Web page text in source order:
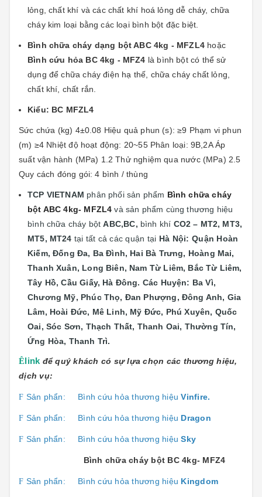
lỏng, chất khí và các chất khí hoá lỏng dễ cháy, chữa
cháy kim loại bằng các loại bình bột đặc biệt.
Bình chữa cháy dạng bột ABC 4kg - MFZL4 hoặc
Bình cứu hỏa BC 4kg - MFZ4 là bình bột có thể sử
dụng để chữa cháy điện hạ thế, chữa cháy chất lỏng,
chất khí, chất rắn.
Kiểu: BC MFZL4
Sức chứa (kg) 4±0.08 Hiệu quả phun (s): ≥9 Phạm vi phun
(m) ≥4 Nhiệt độ hoạt động: 20~55 Phân loại: 9B,2A Áp
suất vận hành (MPa) 1.2 Thử nghiệm qua nước (MPa) 2.5
Quy cách đóng gói: 4 bình / thùng
TCP VIETNAM phân phối sản phẩm Bình chữa cháy
bột ABC 4kg- MFZL4 và sản phẩm cùng thương hiệu
bình chữa cháy bộtABC,BC, bình khí CO2 – MT2, MT3,
MT5, MT24 tại tất cả các quận tại Hà Nội: Quận Hoàn
Kiếm, Đống Đa, Ba Đình, Hai Bà Trưng, Hoàng Mai,
Thanh Xuân, Long Biên, Nam Từ Liêm, Bắc Từ Liêm,
Tây Hồ, Cầu Giấy, Hà Đông. Các Huyện: Ba Vì,
Chương Mỹ, Phúc Thọ, Đan Phượng, Đông Anh, Gia
Lâm, Hoài Đức, Mê Linh, Mỹ Đức, Phú Xuyên, Quốc
Oai, Sóc Sơn, Thạch Thất, Thanh Oai, Thường Tín,
Ứng Hòa, Thanh Trì.
Ê link để quý khách có sự lựa chọn các thương hiệu,
dịch vụ:
F Sản phẩn: Bình cứu hỏa thương hiệuVinfire.
F Sản phẩn: Bình cứu hỏa thương hiệu Dragon
F Sản phẩn: Bình cứu hỏa thương hiệuSky
Bình chữa cháy bột BC 4kg- MFZ4
F Sản phẩn: Bình cứu hỏa thương hiệu Kingdom